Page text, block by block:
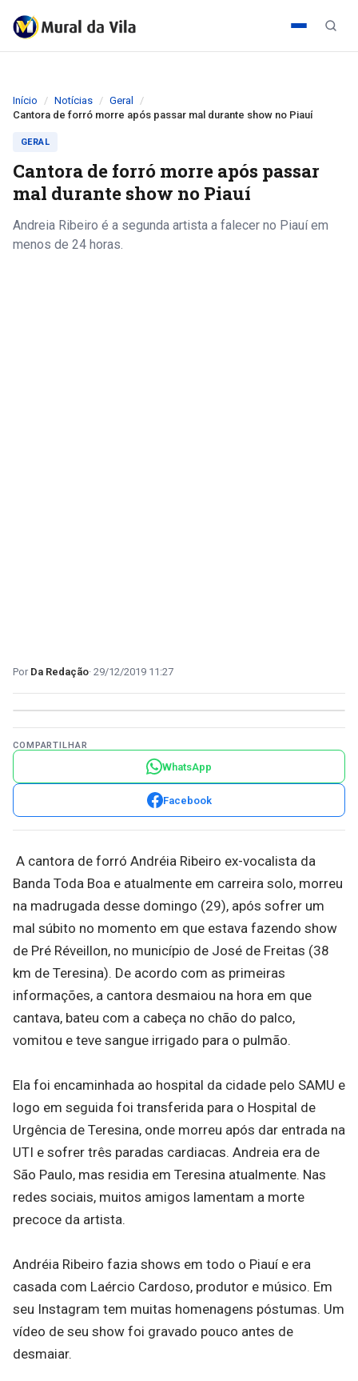
Início Notícias
Geral
Cantora de forró morre após passar mal durante show no Piauí
GERAL
Cantora de forró morre após passar
mal durante show no Piauí
Andreia Ribeiro é a segunda artista a falecer no Piauí em
menos de 24 horas.
Da Redação 29/12/2019 11:27
COMPARTILHAR
WhatsApp
Facebook
A cantora de forró Andréia Ribeiro ex-vocalista da
Banda Toda Boa e atualmente em carreira solo, morreu
na madrugada desse domingo (29), após sofrer um
mal súbito no momento em que estava fazendo show
de Pré Réveillon, no município de José de Freitas (38
km de Teresina). De acordo com as primeiras
informações, a cantora desmaiou na hora em que
cantava, bateu com a cabeça no chão do palco,
vomitou e teve sangue irrigado para o pulmão.
Ela foi encaminhada ao hospital da cidade pelo SAMU e
logo em seguida foi transferida para o Hospital de
Urgência de Teresina, onde morreu após dar entrada na
UTI e sofrer três paradas cardiacas. Andreia era de
São Paulo, mas residia em Teresina atualmente. Nas
redes sociais, muitos amigos lamentam a morte
precoce da artista.
Andréia Ribeiro fazia shows em todo o Piauí e era
casada com Laércio Cardoso, produtor e músico. Em
seu Instagram tem muitas homenagens póstumas. Um
vídeo de seu show foi gravado pouco antes de
desmaiar.